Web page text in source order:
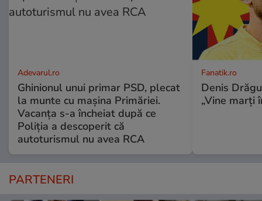
Adevarul.ro
Ghinionul unui primar PSD, plecat
la munte cu mașina Primăriei.
Vacanța s-a încheiat după ce
Poliția a descoperit că
autoturismul nu avea RCA
Fanatik.ro
Denis
„Vine marți
PARTENERI